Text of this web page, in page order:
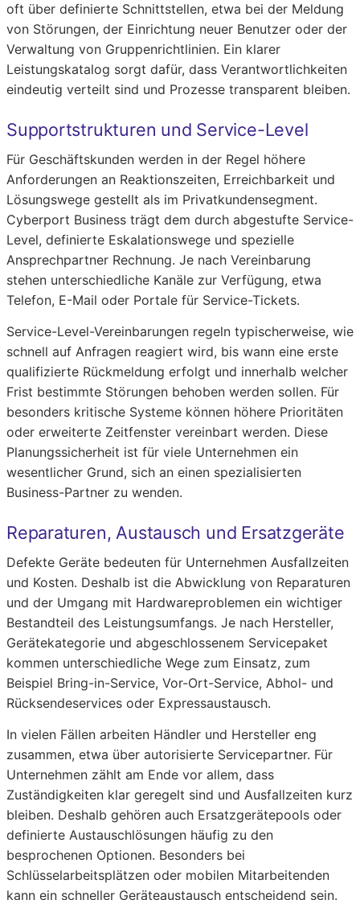
oft über definierte Schnittstellen, etwa bei der Meldung
von Störungen, der Einrichtung neuer Benutzer oder der
Verwaltung von Gruppenrichtlinien. Ein klarer
Leistungskatalog sorgt dafür, dass Verantwortlichkeiten
eindeutig verteilt sind und Prozesse transparent bleiben.
Supportstrukturen und Service-Level
Für Geschäftskunden werden in der Regel höhere
Anforderungen an Reaktionszeiten, Erreichbarkeit und
Lösungswege gestellt als im Privatkundensegment.
Cyberport Business trägt dem durch abgestufte Service-
Level, definierte Eskalationswege und spezielle
Ansprechpartner Rechnung. Je nach Vereinbarung
stehen unterschiedliche Kanäle zur Verfügung, etwa
Telefon, E-Mail oder Portale für Service-Tickets.
Service-Level-Vereinbarungen regeln typischerweise, wie
schnell auf Anfragen reagiert wird, bis wann eine erste
qualifizierte Rückmeldung erfolgt und innerhalb welcher
Frist bestimmte Störungen behoben werden sollen. Für
besonders kritische Systeme können höhere Prioritäten
oder erweiterte Zeitfenster vereinbart werden. Diese
Planungssicherheit ist für viele Unternehmen ein
wesentlicher Grund, sich an einen spezialisierten
Business-Partner zu wenden.
Reparaturen, Austausch und Ersatzgeräte
Defekte Geräte bedeuten für Unternehmen Ausfallzeiten
und Kosten. Deshalb ist die Abwicklung von Reparaturen
und der Umgang mit Hardwareproblemen ein wichtiger
Bestandteil des Leistungsumfangs. Je nach Hersteller,
Gerätekategorie und abgeschlossenem Servicepaket
kommen unterschiedliche Wege zum Einsatz, zum
Beispiel Bring-in-Service, Vor-Ort-Service, Abhol- und
Rücksendeservices oder Expressaustausch.
In vielen Fällen arbeiten Händler und Hersteller eng
zusammen, etwa über autorisierte Servicepartner. Für
Unternehmen zählt am Ende vor allem, dass
Zuständigkeiten klar geregelt sind und Ausfallzeiten kurz
bleiben. Deshalb gehören auch Ersatzgerätepools oder
definierte Austauschlösungen häufig zu den
besprochenen Optionen. Besonders bei
Schlüsselarbeitsplätzen oder mobilen Mitarbeitenden
kann ein schneller Geräteaustausch entscheidend sein.